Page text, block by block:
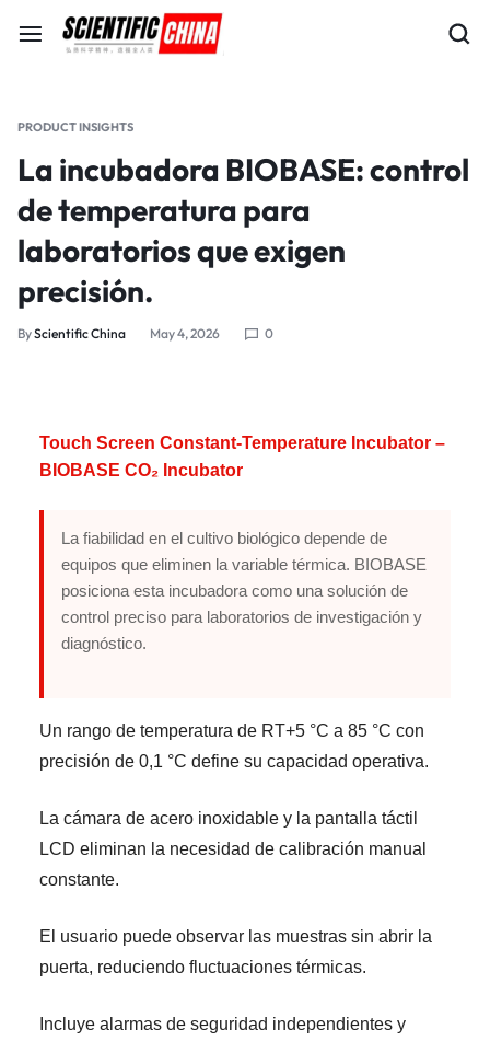
PRODUCT INSIGHTS
La incubadora BIOBASE: control
de temperatura para
laboratorios que exigen
precisión.
ByScientific China May 4, 2026 0
Touch Screen Constant-Temperature Incubator –
BIOBASE CO₂ Incubator
La fiabilidad en el cultivo biológico depende de
equipos que eliminen la variable térmica. BIOBASE
posiciona esta incubadora como una solución de
control preciso para laboratorios de investigación y
diagnóstico.
Un rango de temperatura de RT+5 °C a 85 °C con
precisión de 0,1 °C define su capacidad operativa.
La cámara de acero inoxidable y la pantalla táctil
LCD eliminan la necesidad de calibración manual
constante.
El usuario puede observar las muestras sin abrir la
puerta, reduciendo fluctuaciones térmicas.
Incluye alarmas de seguridad independientes y